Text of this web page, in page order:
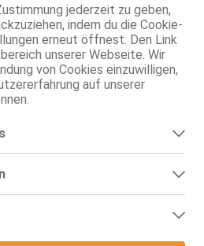
jederzeit zu geben,
indem du die Cookie-
erneut öffnest. Den Link
unserer Webseite. Wir
von Cookies einzuwilligen,
auf unserer
notwendigen Cookies, die für den
kann ohne diese Cookies nicht
sind Cookies, die der Analyse der
helfen den Webseiten-Besitzern zu
NSa, MFF, Schmu., Kuscheln, Körperküs., GBp, KBp, EL
VIDEO
reifes Vollweib
DT, NSa, NSp
DT, NSa, NSp
Str. 106
Deutsche Trans Daria kein WA nur Anrufe